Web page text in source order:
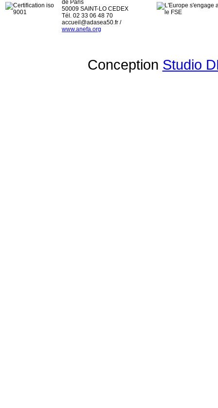
de Paris
50009 SAINT-LO CEDEX
Tél. 02 33 06 48 70
accueil@adasea50.fr /
www.anefa.org
Conception Studio